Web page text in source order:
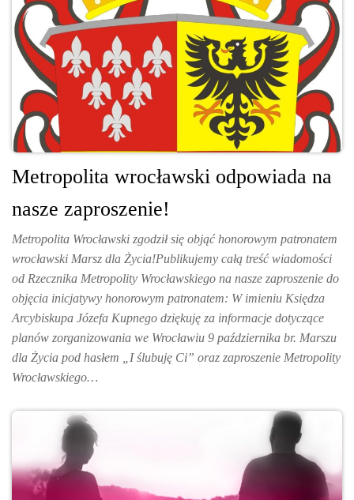
Metropolita wrocławski odpowiada na
nasze zaproszenie!
Metropolita Wrocławski zgodził się objąć honorowym patronatem
wrocławski Marsz dla Życia!Publikujemy całą treść wiadomości
od Rzecznika Metropolity Wrocławskiego na nasze zaproszenie do
objęcia inicjatywy honorowym patronatem: W imieniu Księdza
Arcybiskupa Józefa Kupnego dziękuję za informacje dotyczące
planów zorganizowania we Wrocławiu 9 października br. Marszu
dla Życia pod hasłem „I ślubuję Ci” oraz zaproszenie Metropolity
Wrocławskiego…